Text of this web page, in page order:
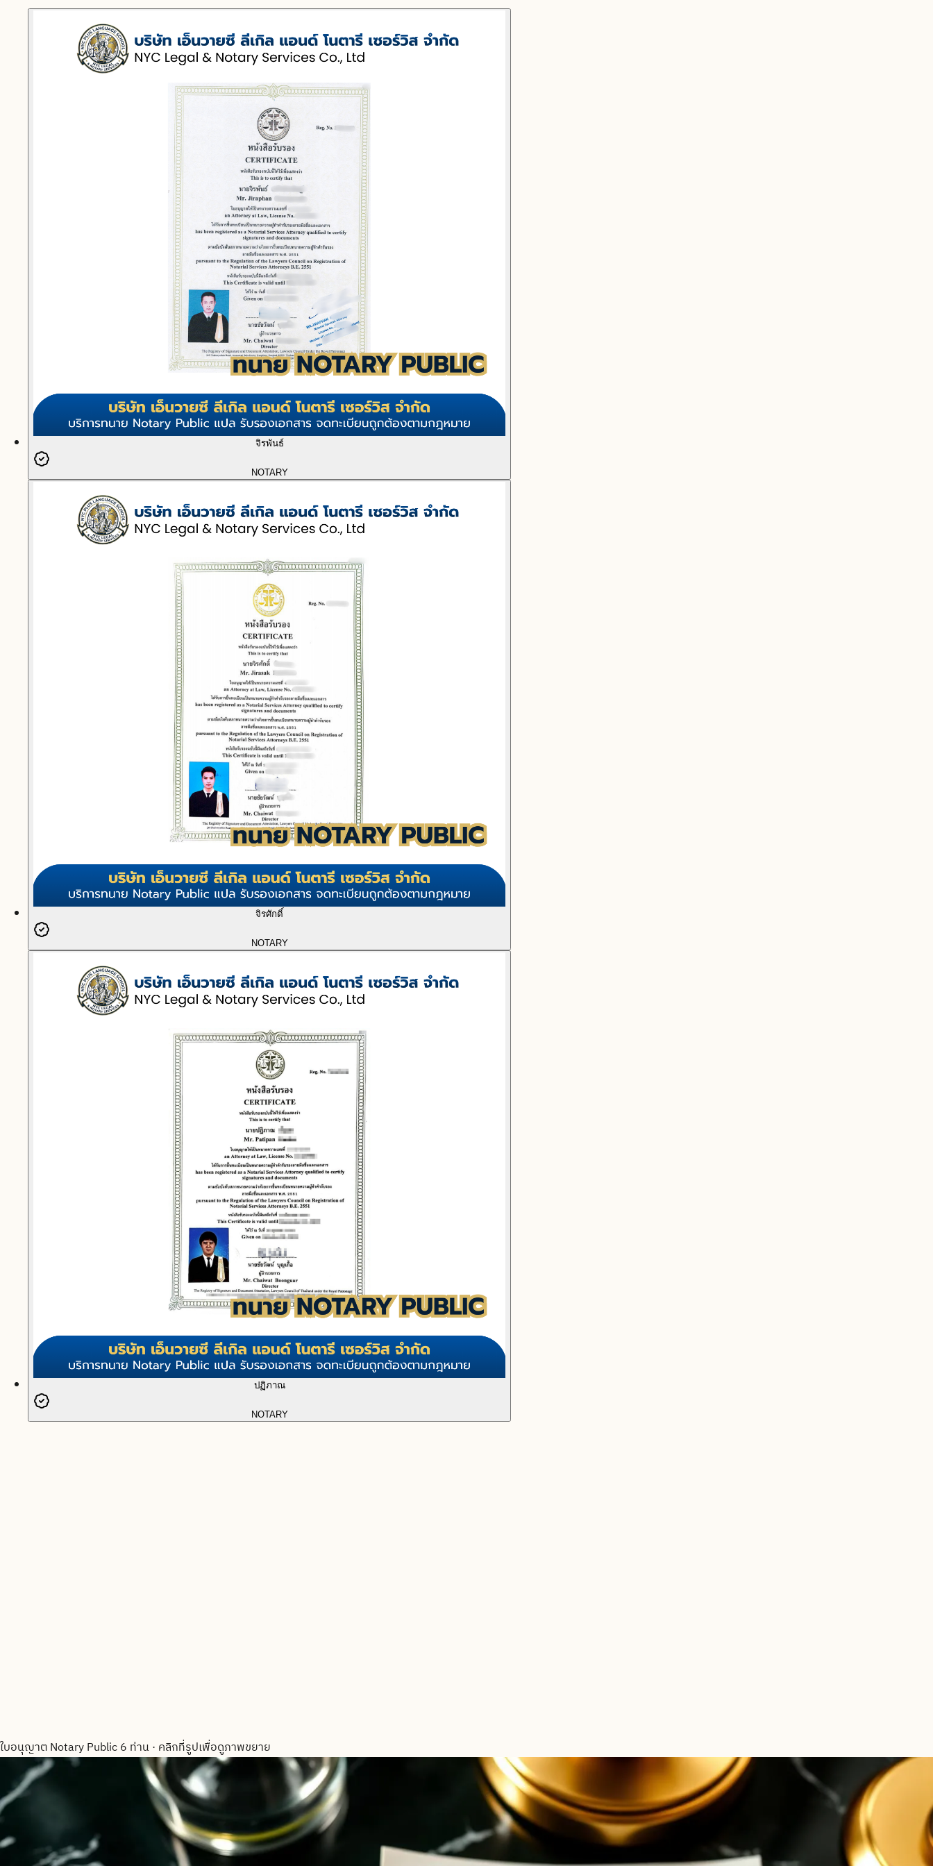
จิรพันธ์
NOTARY
จิรศักดิ์
NOTARY
ปฏิภาณ
NOTARY
ใบอนุญาต Notary Public 6 ท่าน· คลิกที่รูปเพื่อดูภาพขยาย